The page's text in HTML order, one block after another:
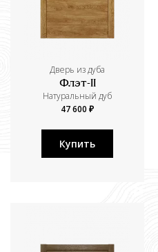
Дверь из дуба
Флэт-II
Натуральный дуб
47 600 ₽
Купить